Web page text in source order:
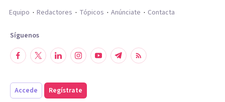
Equipo
Redactores Tópicos Anúnciate Contacta
Síguenos
Accede Regístrate